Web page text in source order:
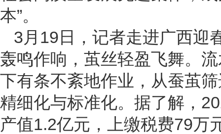
本”。
3月19日，记者走进广西迎
轰鸣作响，茧丝轻盈飞舞。
下有条不紊地作业，从蚕茧
精细化与标准化。据了解，
产值1.2亿元，上缴税费79万